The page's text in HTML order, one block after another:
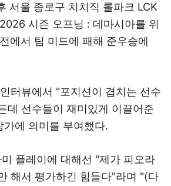
서울 종로구 치치직 롤파크 LCK
시즌 오프닝 : 데마시아를 위
에서 팀 미드에 패해 준우승에
터뷰에서 "포지션이 겹치는 선수
데 선수들이 재미있게 이끌어준
에 의미를 부여했다.
플레이에 대해선 "제가 피오라
해서 평가하긴 힘들다"라며 "(다